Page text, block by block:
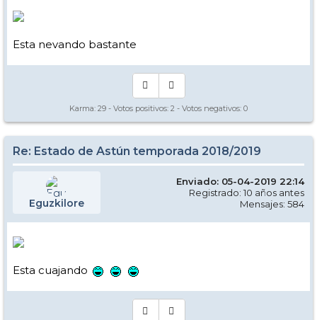
Esta nevando bastante
Karma: 29 - Votos positivos: 2 - Votos negativos: 0
Re: Estado de Astún temporada 2018/2019
Eguzkilore
Enviado: 05-04-2019 22:14
Registrado: 10 años antes
Mensajes: 584
Esta cuajando